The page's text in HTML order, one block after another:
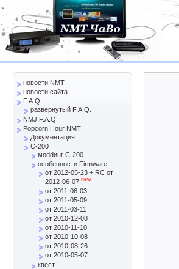
новости NMT
новости сайта
F.A.Q.
развернутый F.A.Q.
NMJ F.A.Q.
Popcorn Hour NMT
Документация
C-200
моddинг C-200
особенности Firmware
от 2012-05-23 + RC от
2012-06-07 new
от 2011-06-03
от 2011-05-09
от 2011-03-11
от 2010-12-08
от 2010-11-10
от 2010-10-08
от 2010-08-26
от 2010-05-07
квест